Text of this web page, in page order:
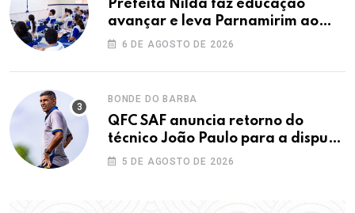
Prefeita Nilda faz educação
avançar e leva Parnamirim ao
maior IDEB da história dos anos
6 DE AGOSTO DE 2026
BONDE DO BARBA
QFC SAF anuncia retorno do
técnico João Paulo para a disputa
da elite do Campeonato Potiguar
5 DE AGOSTO DE 2026